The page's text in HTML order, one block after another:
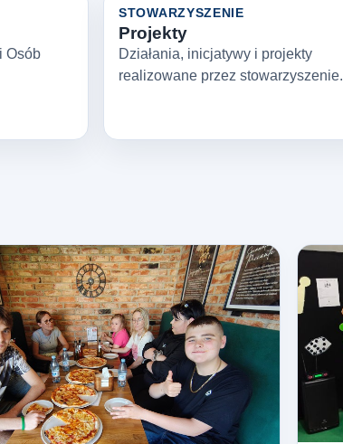
Osób
STOWARZYSZENIE
Projekty
Działania, inicjatywy i projekty
realizowane przez stowarzyszenie.